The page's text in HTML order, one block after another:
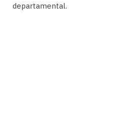
departamental.